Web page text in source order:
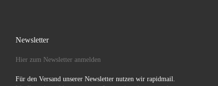
Newsletter
Hier zum Newsletter anmelden
Für den Versand unserer Newsletter nutzen wir rapidmail.